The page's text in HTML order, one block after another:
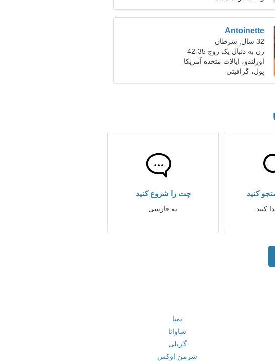
Antoinette
32 سال, سرطان
زن به دنبال یک زوج 35-42
اورلندو، ایالات متحده آمریکا
پول، گرافیتی
کنید
کنید
چت را شروع کنید
به فارسی
تمپا
ساوانا
گریلی
شرمن اوکس